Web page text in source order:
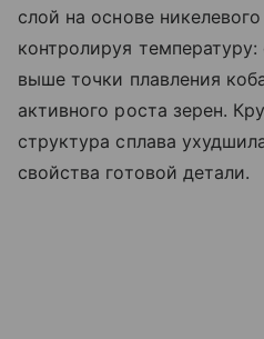
слой на основе
контролируя
выше точки плавления
активного роста зерен.
структура сплава
свойства готовой детали.